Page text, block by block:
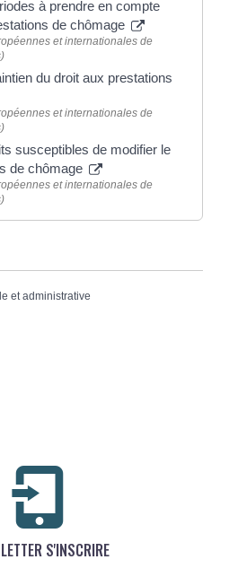
à prendre en compte
de chômage
et internationales de
du droit aux prestations
et internationales de
susceptibles de modifier le
de chômage
et internationales de
et administrative
S'INSCRIRE